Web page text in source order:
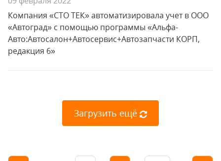
Компания «СТО ТЕК» автоматизировала учет в ООО
«Автоград» с помощью программы «Альфа-
Авто:Автосалон+Автосервис+Автозапчасти КОРП,
редакция 6»
Загрузить ещё